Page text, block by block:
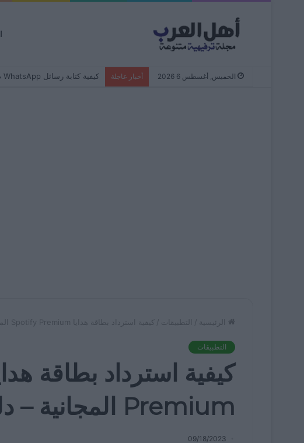
الخميس, أغسطس 6 2026 أخبار عاجلة كيفية كتابة رسائل WhatsApp دائمًا بأحرف صغيرة – من البداية إلى النهاية
الرئيسية / التطبيقات / كيفية استرداد بطاقة هدايا Spotify Premium المجانية – دليل الاسترداد
التطبيقات
Premium المجانية – دليل الاسترداد
09/18/2023